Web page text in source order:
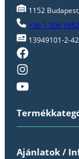
1152
+36 1 306 1652
13949101-2-42
Ajánlatok /